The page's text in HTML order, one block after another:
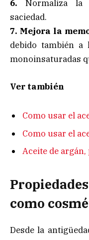
6. Normaliza la
saciedad.
7. Mejora la
debido también a
monoinsaturadas
Ver también
Como usar el
Como usar el
Aceite de
como
Desde la